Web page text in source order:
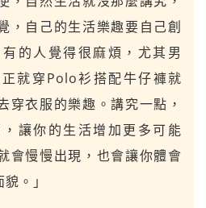
，自己的生活樂趣要自己創
的人覺得很麻煩，尤其男
就穿Polo衫搭配牛仔褲就
穿衣服的樂趣。講究一點，
讓你的生活增加更多可能
會慢慢出現，也會讓你體會
。」